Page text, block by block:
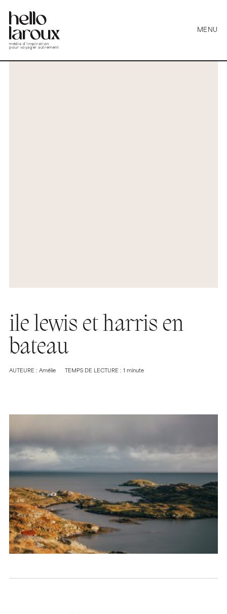
média d’inspiration
pour voyager autrement
MENU
ile lewis et harris en
bateau
AUTEURE : Amélie TEMPS DE LECTURE : 1 minute